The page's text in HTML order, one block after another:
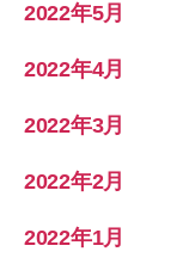
2022年5月
2022年4月
2022年3月
2022年2月
2022年1月